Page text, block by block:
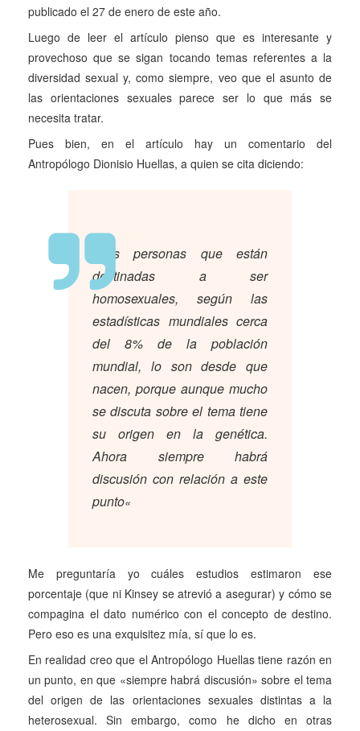
publicado el 27 de enero de este año.
Luego de leer el artículo pienso que es interesante y
provechoso que se sigan tocando temas referentes a la
diversidad sexual y, como siempre, veo que el asunto de
las orientaciones sexuales parece ser lo que más se
necesita tratar.
Pues bien, en el artículo hay un comentario del
Antropólogo Dionisio Huellas, a quien se cita diciendo:
Las personas que están
destinadas a ser
homosexuales, según las
estadísticas mundiales cerca
del 8% de la población
mundial, lo son desde que
nacen, porque aunque mucho
se discuta sobre el tema tiene
su origen en la genética.
Ahora siempre habrá
discusión con relación a este
punto«
Me preguntaría yo cuáles estudios estimaron ese
porcentaje (que ni Kinsey se atrevió a asegurar) y cómo se
compagina el dato numérico con el concepto de destino.
Pero eso es una exquisitez mía, sí que lo es.
En realidad creo que el Antropólogo Huellas tiene razón en
un punto, en que «siempre habrá discusión» sobre el tema
del origen de las orientaciones sexuales distintas a la
heterosexual. Sin embargo, como he dicho en otras